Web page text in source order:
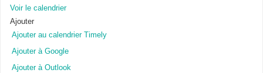
Voir le calendrier
Ajouter
Ajouter au calendrier Timely
Ajouter à Google
Ajouter à Outlook